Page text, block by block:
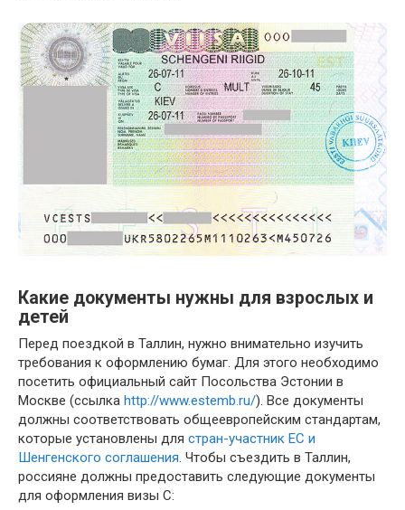
Какие документы нужны для взрослых и
детей
Перед поездкой в Таллин, нужно внимательно изучить
требования к оформлению бумаг. Для этого необходимо
посетить официальный сайт Посольства Эстонии в
Москве (ссылка http://www.estemb.ru/). Все документы
должны соответствовать общеевропейским стандартам,
которые установлены для стран-участник ЕС и
Шенгенского соглашения. Чтобы съездить в Таллин,
россияне должны предоставить следующие документы
для оформления визы С: